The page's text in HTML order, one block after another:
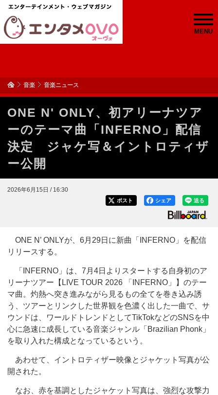
MENU
音楽 音楽ニュース
ONE N' ONLY、初アリーナツア
ーのテーマ曲「INFERNO」配信
決定 ジャケ写＆イントロティザ
ー公開
2026年6月15日 / 16:30
送る
シェア
ポスト
ONE N’ ONLYが、6月29日に新曲「INFERNO」を配信
リリースする。
「INFERNO」は、7月4日よりスタートする自身初のア
リーナツアー【LIVE TOUR 2026 「INFERNO」】のテー
マ曲。灼熱へ突き進みながら見るもの全てを巻き込み誘
う、ツアーとリンクした世界観を色濃く出した一曲で、サ
ウンドは、ワールドトレンドとしてTikTokなどのSNSを中
心に急速に成長している音楽ジャンル「Brazilian Phonk」
を取り入れた構成となっているという。
あわせて、イントロティザー映像とジャケット写真が公
開された。
なお、赤を基調としたジャケット写真は、強烈な攻撃力